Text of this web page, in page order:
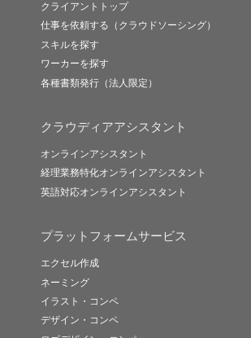
クライアントトップ
仕事を依頼する（クラウドソーシング）
スキルを探す
ワーカーを探す
各種書類発行（法人限定）
クラウディアアシスタント
オンラインアシスタント
経理業務特化オンラインアシスタント
英語対応オンラインアシスタント
プラットフォームサービス
エクセル作成
ネーミング
イラスト・コンペ
デザイン・コンペ